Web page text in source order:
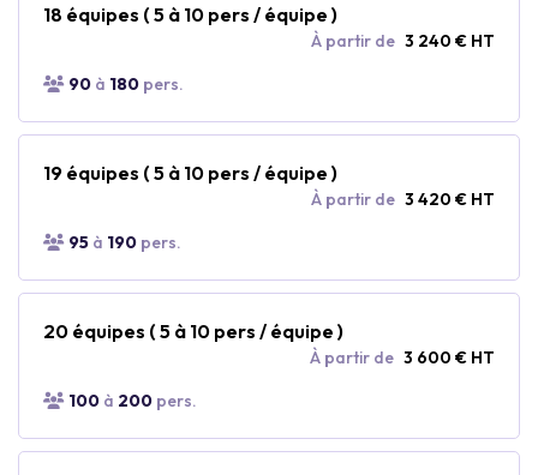
18 équipes ( 5 à 10 pers / équipe )
À partir de 3 240 € HT
90 à 180 pers.
19 équipes ( 5 à 10 pers / équipe )
À partir de 3 420 € HT
95 à 190 pers.
20 équipes ( 5 à 10 pers / équipe )
À partir de 3 600 € HT
100 à 200 pers.